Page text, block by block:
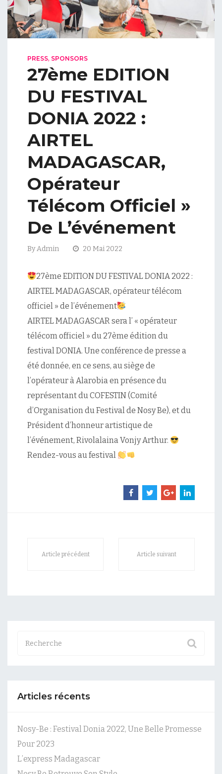
PRESS, SPONSORS
27ème EDITION
DU FESTIVAL
DONIA 2022 :
AIRTEL
MADAGASCAR,
Opérateur
Télécom Officiel »
De L’événement
ByAdmin 20 Mai 2022
27ème EDITION DU FESTIVAL DONIA 2022 :
AIRTEL MADAGASCAR, opérateur télécom
officiel » de l’événement
AIRTEL MADAGASCAR sera l’ « opérateur
télécom officiel » du 27ème édition du
festival DONIA. Une conférence de presse a
été donnée, en ce sens, au siège de
l’opérateur à Alarobia en présence du
représentant du COFESTIN (Comité
d’Organisation du Festival de Nosy Be), et du
Président d’honneur artistique de
l’événement, Rivolalaina Vonjy Arthur.
Rendez-vous au festival
Article précédent Article suivant
Articles récents
Nosy-Be : Festival Donia 2022, Une Belle Promesse
Pour 2023
L’express Madagascar